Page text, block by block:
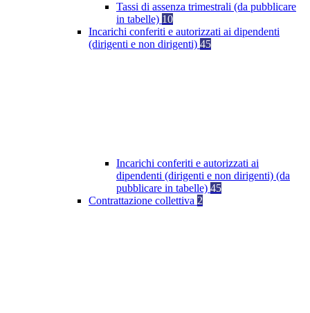
Tassi di assenza trimestrali (da pubblicare
in tabelle) 10
Incarichi conferiti e autorizzati ai dipendenti
(dirigenti e non dirigenti) 45
Incarichi conferiti e autorizzati ai
dipendenti (dirigenti e non dirigenti) (da
pubblicare in tabelle) 45
Contrattazione collettiva 2